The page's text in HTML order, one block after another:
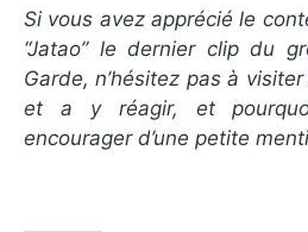
Si vous avez apprécié le
“Jatao” le dernier clip du
Garde, n’hésitez pas à
et a y réagir, et
encourager d’une petite